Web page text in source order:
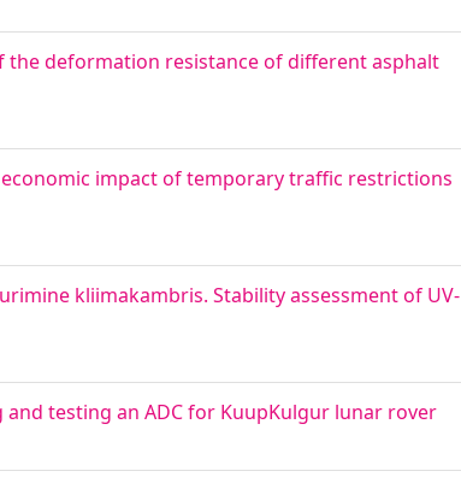
deformation resistance of different asphalt
impact of temporary traffic restrictions
kliimakambris. Stability assessment of UV-
testing an ADC for KuupKulgur lunar rover